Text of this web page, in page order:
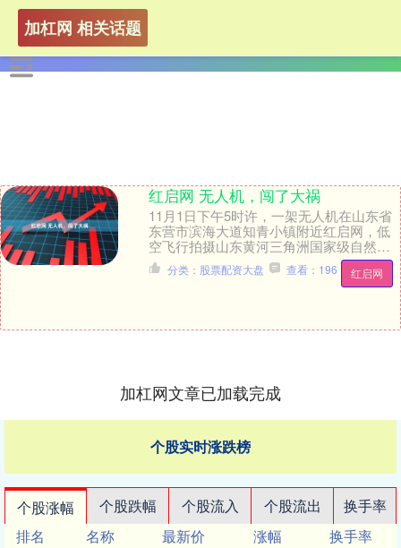
加杠网 相关话题
红启网 无人机，闯了大祸
11月1日下午5时许，一架无人机在山东省
东营市滨海大道知青小镇附近红启网，低
空飞行拍摄山东黄河三角洲国家级自然保
护区的鸟浪，随着现场“砰”的一声，无人机
和一只大....
红启网
分类：股票配资大盘 查看：196
加杠网文章已加载完成
个股实时涨跌榜
个股涨幅 个股跌幅 个股流入 个股流出
换手率
排名
名称 最新价 涨幅
换手率